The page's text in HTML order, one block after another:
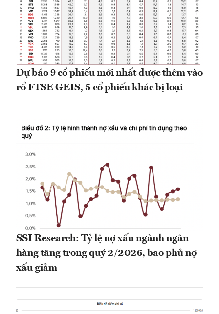
Dự báo 9 cổ phiếu mới nhất được thêm vào
rổ FTSE GEIS, 5 cổ phiếu khác bị loại
SSI Research: Tỷ lệ nợ xấu ngành ngân
hàng tăng trong quý 2/2026, bao phủ nợ
xấu giảm